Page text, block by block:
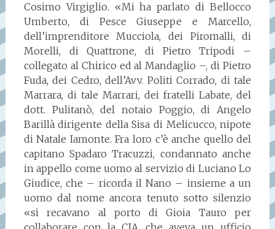
Cosimo Virgiglio. «Mi ha parlato di Bellocco
Umberto, di Pesce Giuseppe e Marcello,
dell’imprenditore Mucciola, dei Piromalli, di
Morelli, di Quattrone, di Pietro Tripodi –
collegato al Chirico ed al Mandaglio –, di Pietro
Fuda, dei Cedro, dell’Avv. Politi Corrado, di tale
Marrara, di tale Marrari, dei fratelli Labate, del
dott. Pulitanò, del notaio Poggio, di Angelo
Barillà dirigente della Sisa di Melicucco, nipote
di Natale Iamonte. Fra loro c’è anche quello del
capitano Spadaro Tracuzzi, condannato anche
in appello come uomo al servizio di Luciano Lo
Giudice, che – ricorda il Nano – insieme a un
uomo dal nome ancora tenuto sotto silenzio
«si recavano al porto di Gioia Tauro per